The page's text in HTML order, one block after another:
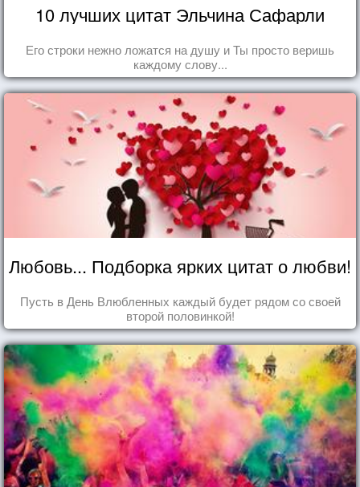
10 лучших цитат Эльчина Сафарли
Его строки нежно ложатся на душу и Ты просто веришь
каждому слову...
Любовь... Подборка ярких цитат о любви!
Пусть в День Влюбленных каждый будет рядом со своей
второй половинкой!